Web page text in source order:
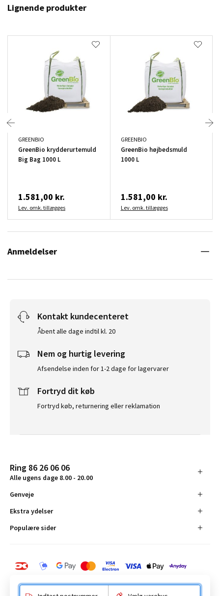
Lignende produkter
GREENBIO
GreenBio krydderurtemuld
Big Bag 1000 L
1.581,00 kr.
Lev. omk. tillægges
GREENBIO
GreenBio højbedsmuld
1000 L
1.581,00 kr.
Lev. omk. tillægges
Anmeldelser
Kontakt kundecenteret
Åbent alle dage indtil kl. 20
Nem og hurtig levering
Afsendelse inden for 1-2 dage for lagervarer
Fortryd dit køb
Fortryd køb, returnering eller reklamation
Ring 86 26 06 06
Alle ugens dage 8.00 - 20.00
Genveje
Ekstra ydelser
Populære sider